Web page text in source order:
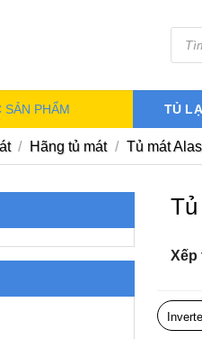
Tìm
kiếm
sản
SẢN PHẨM TỦ
/ Hãng tủ mát / Tủ mát
Xếp